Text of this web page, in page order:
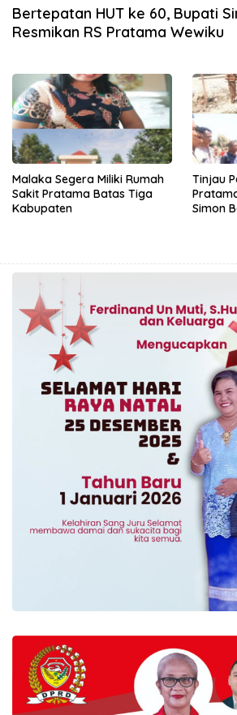
Bertepatan HUT ke 60, Bupati
Resmikan RS Pratama Wewiku
Malaka Segera Miliki Rumah
Sakit Pratama Batas Tiga
Kabupaten
Tinjau
Simon